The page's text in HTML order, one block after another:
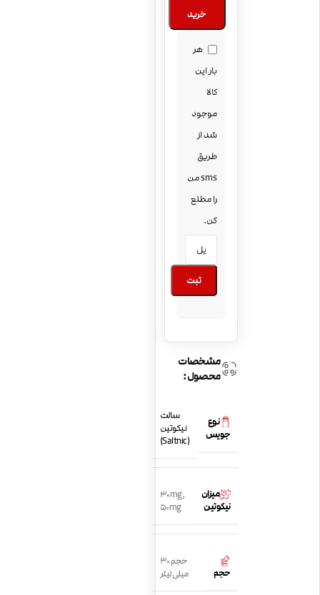
خرید
هر
بار این
کالا
موجود
شد از
طریق
sms من
را مطلع
کن.
ثبت
مشخصات
محصول:
نوع
جویس
سالت
نیکوتین
(Saltnic)
میزان
نیکوتین
30mg,
50mg
حجم
حجم 30
میلی لیتر